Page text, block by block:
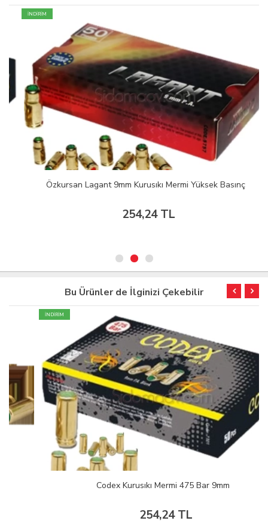
İNDİRİM
Özkursan Lagant 9mm Kurusıkı Mermi Yüksek Basınç
254,24 TL
Bu Ürünler de İlginizi Çekebilir
Codex Kurusıkı Mermi 475 Bar 9mm
254,24 TL